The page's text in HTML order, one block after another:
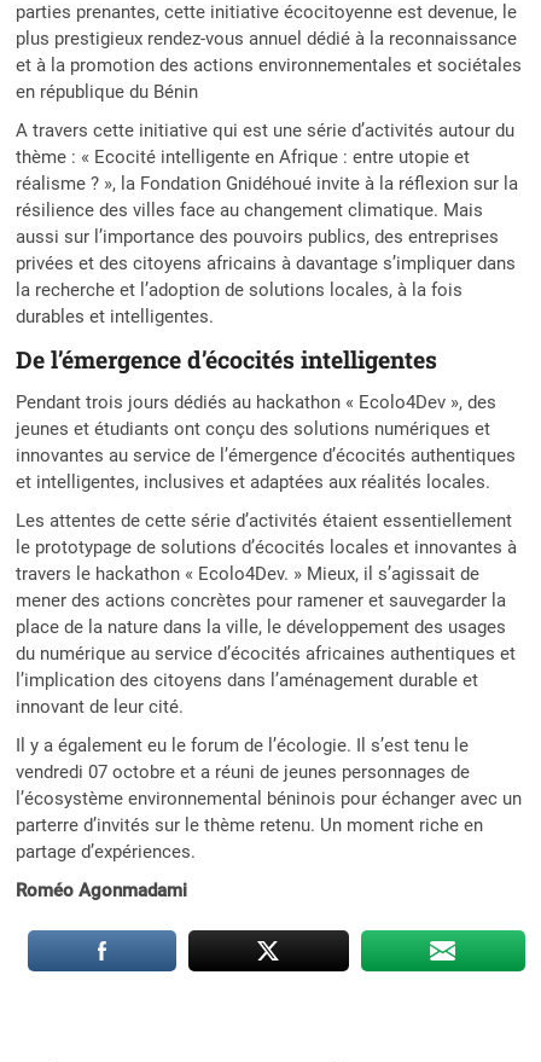
parties prenantes, cette initiative écocitoyenne est devenue, le
plus prestigieux rendez-vous annuel dédié à la reconnaissance
et à la promotion des actions environnementales et sociétales
en république du Bénin
A travers cette initiative qui est une série d’activités autour du
thème : « Ecocité intelligente en Afrique : entre utopie et
réalisme ? », la Fondation Gnidéhoué invite à la réflexion sur la
résilience des villes face au changement climatique. Mais
aussi sur l’importance des pouvoirs publics, des entreprises
privées et des citoyens africains à davantage s’impliquer dans
la recherche et l’adoption de solutions locales, à la fois
durables et intelligentes.
De l’émergence d’écocités intelligentes
Pendant trois jours dédiés au hackathon « Ecolo4Dev », des
jeunes et étudiants ont conçu des solutions numériques et
innovantes au service de l’émergence d’écocités authentiques
et intelligentes, inclusives et adaptées aux réalités locales.
Les attentes de cette série d’activités étaient essentiellement
le prototypage de solutions d’écocités locales et innovantes à
travers le hackathon « Ecolo4Dev. » Mieux, il s’agissait de
mener des actions concrètes pour ramener et sauvegarder la
place de la nature dans la ville, le développement des usages
du numérique au service d’écocités africaines authentiques et
l’implication des citoyens dans l’aménagement durable et
innovant de leur cité.
Il y a également eu le forum de l’écologie. Il s’est tenu le
vendredi 07 octobre et a réuni de jeunes personnages de
l’écosystème environnemental béninois pour échanger avec un
parterre d’invités sur le thème retenu. Un moment riche en
partage d’expériences.
Roméo Agonmadami